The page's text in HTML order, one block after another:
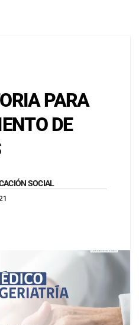
PARA
DE
SOCIAL